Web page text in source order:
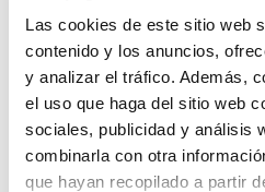
Las cookies de este sitio web
contenido y los anuncios,
y analizar el tráfico. Además,
el uso que haga del sitio web
sociales, publicidad y análisis
combinarla con otra
que hayan recopilado a partir